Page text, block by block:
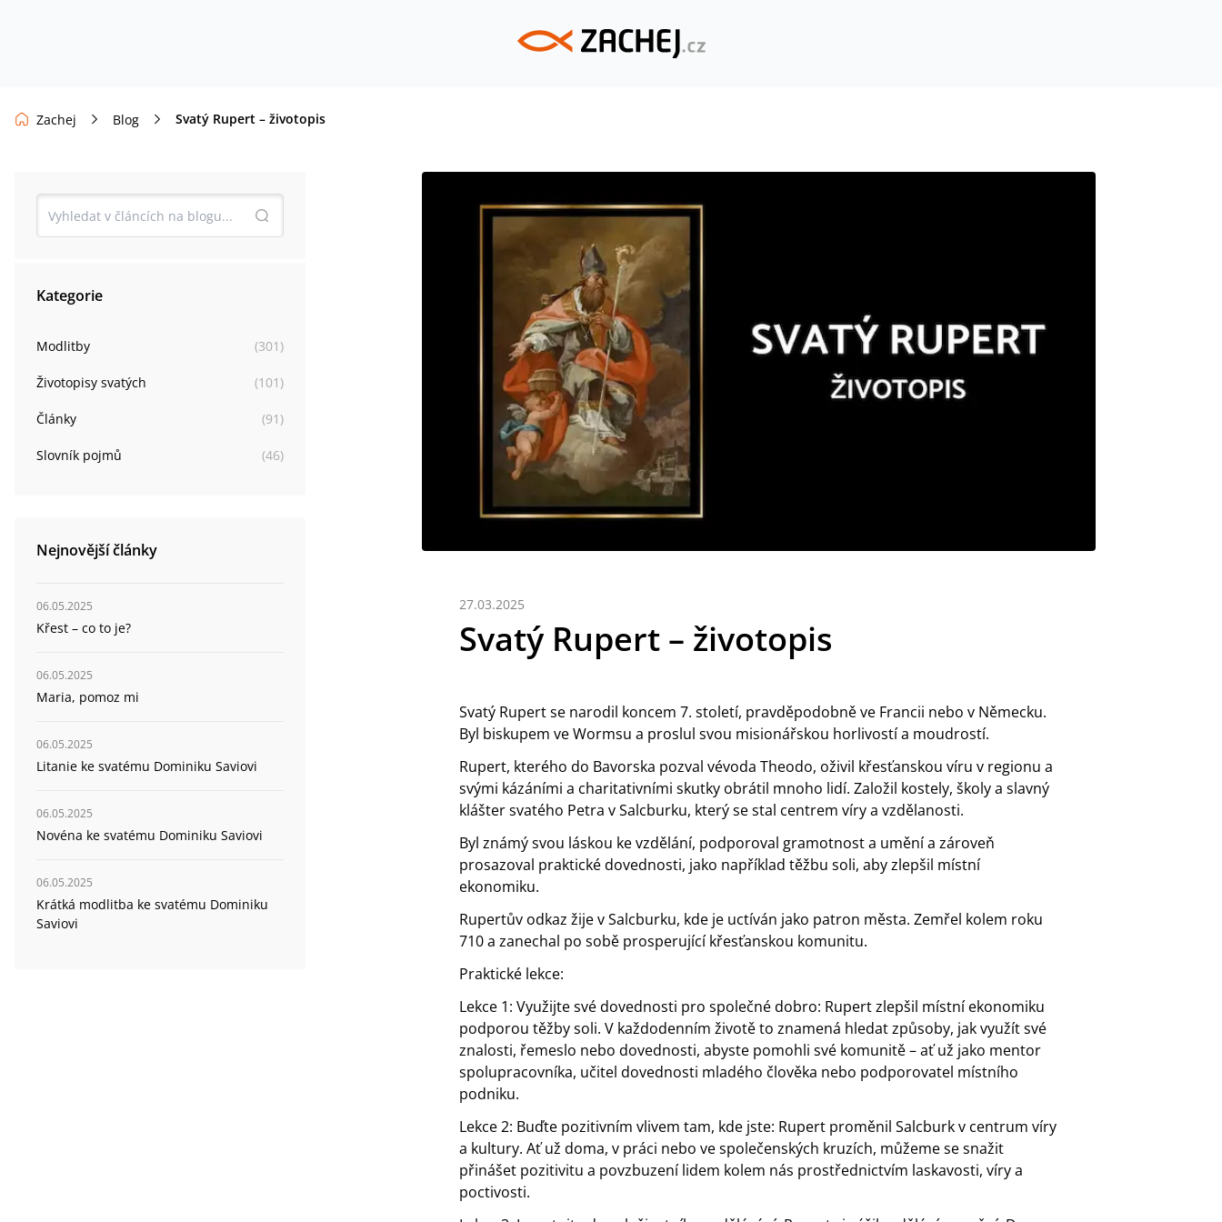
Zachej Blog Svatý Rupert – životopis
Kategorie
Modlitby (301 )
Životopisy svatých (101 )
Články (91 )
Slovník pojmů (46)
Nejnovější články
06.05.2025
Křest – co to je?
06.05.2025
Maria, pomoz mi
06.05.2025
Litanie ke svatému Dominiku Saviovi
06.05.2025
Novéna ke svatému Dominiku Saviovi
06.05.2025
Krátká modlitba ke svatému Dominiku
Saviovi
27.03.2025
Svatý Rupert – životopis
Svatý Rupert se narodil koncem 7. století, pravděpodobně ve Francii nebo v Německu.
Byl biskupem ve Wormsu a proslul svou misionářskou horlivostí a moudrostí.
Rupert, kterého do Bavorska pozval vévoda Theodo, oživil křesťanskou víru v regionu a
svými kázáními a charitativními skutky obrátil mnoho lidí. Založil kostely, školy a slavný
klášter svatého Petra v Salcburku, který se stal centrem víry a vzdělanosti.
Byl známý svou láskou ke vzdělání, podporoval gramotnost a umění a zároveň
prosazoval praktické dovednosti, jako například těžbu soli, aby zlepšil místní
ekonomiku.
Rupertův odkaz žije v Salcburku, kde je uctíván jako patron města. Zemřel kolem roku
710 a zanechal po sobě prosperující křesťanskou komunitu.
Praktické lekce:
Lekce 1: Využijte své dovednosti pro společné dobro: Rupert zlepšil místní ekonomiku
podporou těžby soli. V každodenním životě to znamená hledat způsoby, jak využít své
znalosti, řemeslo nebo dovednosti, abyste pomohli své komunitě – ať už jako mentor
spolupracovníka, učitel dovednosti mladého člověka nebo podporovatel místního
podniku.
Lekce 2: Buďte pozitivním vlivem tam, kde jste: Rupert proměnil Salcburk v centrum víry
a kultury. Ať už doma, v práci nebo ve společenských kruzích, můžeme se snažit
přinášet pozitivitu a povzbuzení lidem kolem nás prostřednictvím laskavosti, víry a
poctivosti.